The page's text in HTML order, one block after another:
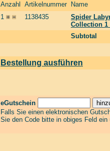
Anzahl Artikelnummer
Name
1
1138435
Spider
Collection
Subtotal
Bestellung ausführen
eGutschein
Falls Sie einen elektronischen
Sie den Code bitte in obiges Feld